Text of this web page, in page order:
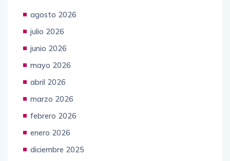
agosto 2026
julio 2026
junio 2026
mayo 2026
abril 2026
marzo 2026
febrero 2026
enero 2026
diciembre 2025